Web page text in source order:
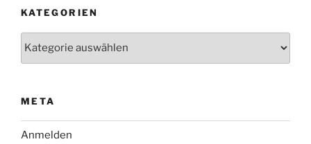
KATEGORIEN
META
Anmelden